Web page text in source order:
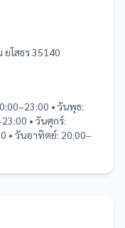
โสธร 35140
• วันพุธ:
• วันศุกร์:
• วันอาทิตย์: 20:00–